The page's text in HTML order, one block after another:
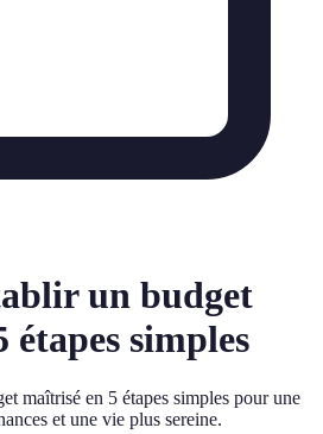
un budget
étapes simples
maîtrisé en 5 étapes simples pour une
et une vie plus sereine.